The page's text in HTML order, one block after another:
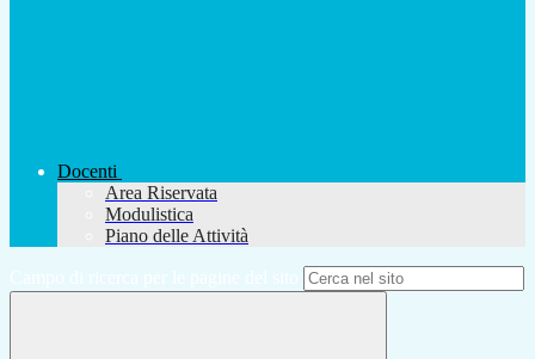
Docenti
Area Riservata
Modulistica
Piano delle Attività